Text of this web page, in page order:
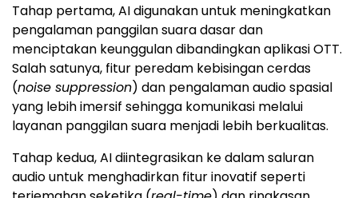
Tahap pertama, AI digunakan untuk meningkatkan
pengalaman panggilan suara dasar dan
menciptakan keunggulan dibandingkan aplikasi OTT.
Salah satunya, fitur peredam kebisingan cerdas
(noise suppression) dan pengalaman audio spasial
yang lebih imersif sehingga komunikasi melalui
layanan panggilan suara menjadi lebih berkualitas.
Tahap kedua, AI diintegrasikan ke dalam saluran
audio untuk menghadirkan fitur inovatif seperti